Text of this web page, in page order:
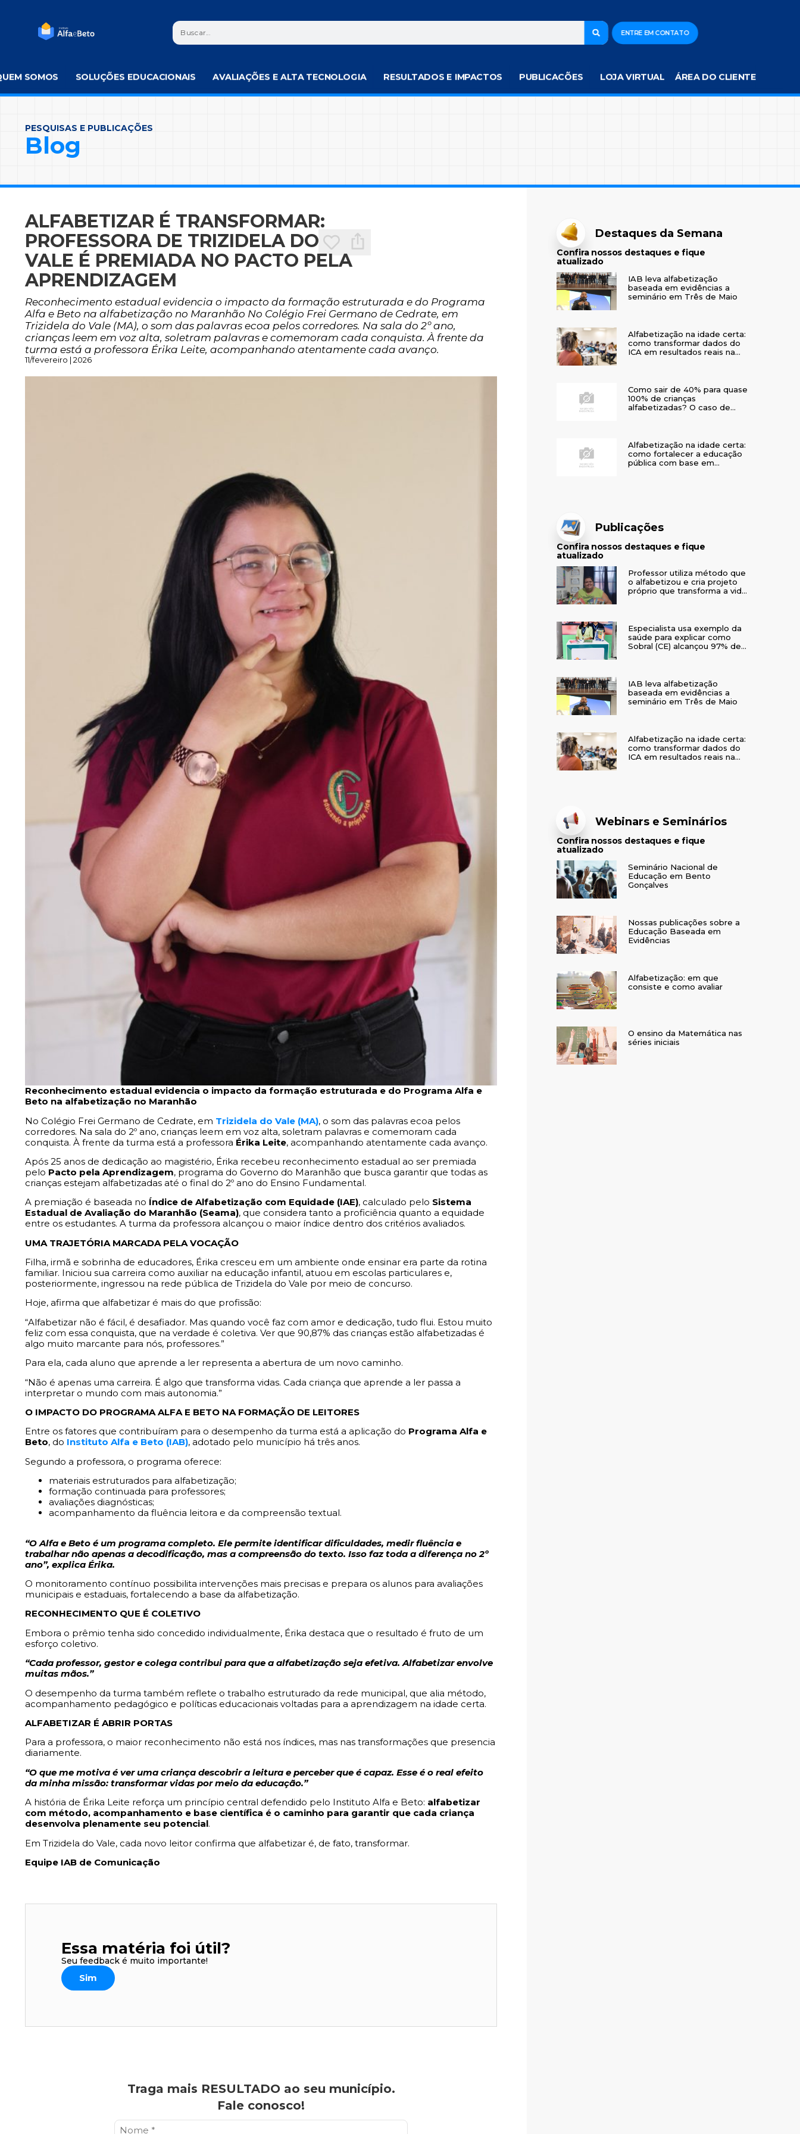
ENTRE EM CONTATO
SOMOS SOLUÇÕES EDUCACIONAIS AVALIAÇÕES E ALTA TECNOLOGIA RESULTADOS E IMPACTOS PUBLICACÕES LOJA VIRTUAL ÁREA DO CLIENTE
PESQUISAS E PUBLICAÇÕES
Blog
ALFABETIZAR É TRANSFORMAR:
PROFESSORA DE TRIZIDELA DO
VALE É PREMIADA NO PACTO PELA
APRENDIZAGEM
Reconhecimento estadual evidencia o impacto da formação estruturada e do Programa
Alfa e Beto na alfabetização no Maranhão No Colégio Frei Germano de Cedrate, em
Trizidela do Vale (MA), o som das palavras ecoa pelos corredores. Na sala do 2º ano,
crianças leem em voz alta, soletram palavras e comemoram cada conquista. À frente da
turma está a professora Érika Leite, acompanhando atentamente cada avanço.
11/fevereiro | 2026
Reconhecimento estadual evidencia o impacto da formação estruturada e do Programa Alfa e
Beto na alfabetização no Maranhão
No Colégio Frei Germano de Cedrate, em Trizidela do Vale (MA), o som das palavras ecoa pelos
corredores. Na sala do 2º ano, crianças leem em voz alta, soletram palavras e comemoram cada
conquista. À frente da turma está a professora Érika Leite, acompanhando atentamente cada avanço.
Após 25 anos de dedicação ao magistério, Érika recebeu reconhecimento estadual ao ser premiada
pelo Pacto pela Aprendizagem, programa do Governo do Maranhão que busca garantir que todas as
crianças estejam alfabetizadas até o final do 2º ano do Ensino Fundamental.
A premiação é baseada no Índice de Alfabetização com Equidade (IAE), calculado pelo Sistema
Estadual de Avaliação do Maranhão (Seama), que considera tanto a proficiência quanto a equidade
entre os estudantes. A turma da professora alcançou o maior índice dentro dos critérios avaliados.
UMA TRAJETÓRIA MARCADA PELA VOCAÇÃO
Filha, irmã e sobrinha de educadores, Érika cresceu em um ambiente onde ensinar era parte da rotina
familiar. Iniciou sua carreira como auxiliar na educação infantil, atuou em escolas particulares e,
posteriormente, ingressou na rede pública de Trizidela do Vale por meio de concurso.
Hoje, afirma que alfabetizar é mais do que profissão:
“Alfabetizar não é fácil, é desafiador. Mas quando você faz com amor e dedicação, tudo flui. Estou muito
feliz com essa conquista, que na verdade é coletiva. Ver que 90,87% das crianças estão alfabetizadas é
algo muito marcante para nós, professores.”
Para ela, cada aluno que aprende a ler representa a abertura de um novo caminho.
“Não é apenas uma carreira. É algo que transforma vidas. Cada criança que aprende a ler passa a
interpretar o mundo com mais autonomia.”
O IMPACTO DO PROGRAMA ALFA E BETO NA FORMAÇÃO DE LEITORES
Entre os fatores que contribuíram para o desempenho da turma está a aplicação do Programa Alfa e
Beto, do Instituto Alfa e Beto (IAB), adotado pelo município há três anos.
Segundo a professora, o programa oferece:
materiais estruturados para alfabetização;
formação continuada para professores;
avaliações diagnósticas;
acompanhamento da fluência leitora e da compreensão textual.
“O Alfa e Beto é um programa completo. Ele permite identificar dificuldades, medir fluência e
trabalhar não apenas a decodificação, mas a compreensão do texto. Isso faz toda a diferença no 2º
ano”, explica Érika.
O monitoramento contínuo possibilita intervenções mais precisas e prepara os alunos para avaliações
municipais e estaduais, fortalecendo a base da alfabetização.
RECONHECIMENTO QUE É COLETIVO
Embora o prêmio tenha sido concedido individualmente, Érika destaca que o resultado é fruto de um
esforço coletivo.
“Cada professor, gestor e colega contribui para que a alfabetização seja efetiva. Alfabetizar envolve
muitas mãos.”
O desempenho da turma também reflete o trabalho estruturado da rede municipal, que alia método,
acompanhamento pedagógico e políticas educacionais voltadas para a aprendizagem na idade certa.
ALFABETIZAR É ABRIR PORTAS
Para a professora, o maior reconhecimento não está nos índices, mas nas transformações que presencia
diariamente.
“O que me motiva é ver uma criança descobrir a leitura e perceber que é capaz. Esse é o real efeito
da minha missão: transformar vidas por meio da educação.”
A história de Érika Leite reforça um princípio central defendido pelo Instituto Alfa e Beto: alfabetizar
com método, acompanhamento e base científica é o caminho para garantir que cada criança
desenvolva plenamente seu potencial.
Em Trizidela do Vale, cada novo leitor confirma que alfabetizar é, de fato, transformar.
Equipe IAB de Comunicação
Essa matéria foi útil?
Seu feedback é muito importante!
Sim
Traga mais RESULTADO ao seu município.
Fale conosco!
Destaques da Semana
Confira nossos destaques e fique
atualizado
IAB leva alfabetização
baseada em evidências a
seminário em Três de Maio
Alfabetização na idade certa:
como transformar dados do
ICA em resultados reais na
Como sair de 40% para quase
100% de crianças
alfabetizadas? O caso de
Alfabetização na idade certa:
como fortalecer a educação
pública com base em
Publicações
Confira nossos destaques e fique
atualizado
Professor utiliza método que
o alfabetizou e cria projeto
próprio que transforma a vida
Especialista usa exemplo da
saúde para explicar como
Sobral (CE) alcançou 97% de
IAB leva alfabetização
baseada em evidências a
seminário em Três de Maio
Alfabetização na idade certa:
como transformar dados do
ICA em resultados reais na
Webinars e Seminários
Confira nossos destaques e fique
atualizado
Seminário Nacional de
Educação em Bento
Gonçalves
Nossas publicações sobre a
Educação Baseada em
Evidências
Alfabetização: em que
consiste e como avaliar
O ensino da Matemática nas
séries iniciais